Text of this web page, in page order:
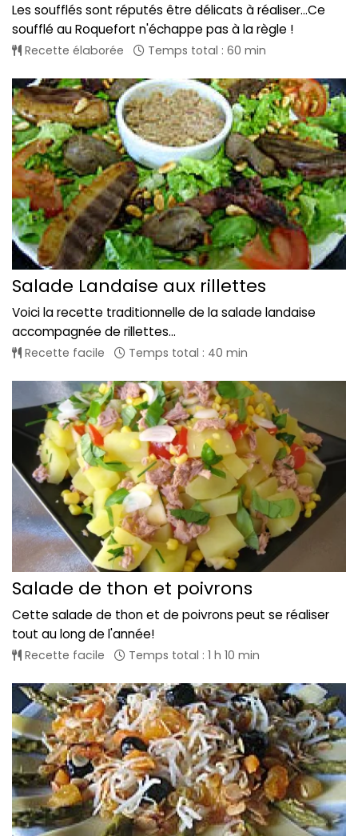
Les soufflés sont réputés être délicats à réaliser...Ce
soufflé au Roquefort n'échappe pas à la règle !
Recette élaborée Temps total : 60 min
Salade Landaise aux rillettes
Voici la recette traditionnelle de la salade landaise
accompagnée de rillettes...
Recette facile Temps total : 40 min
Salade de thon et poivrons
Cette salade de thon et de poivrons peut se réaliser
tout au long de l'année!
Recette facile Temps total : 1 h 10 min